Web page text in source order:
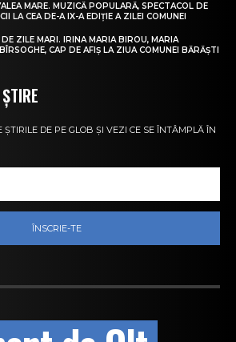
MARE. MUZICĂ POPULARĂ, SPECTACOL DE
LA CEA DE-A IX-A EDIȚIE A ZILEI COMUNEI
DE ZILE MARI. IRINA MARIA BIROU, MARIA
CAP DE AFIȘ LA ZIUA COMUNEI BĂRĂȘTI
ȘTIRILE DE PE GLOB ȘI VEZI CE SE ÎNTÂMPLĂ ÎN
ÎNSCRIE-TE